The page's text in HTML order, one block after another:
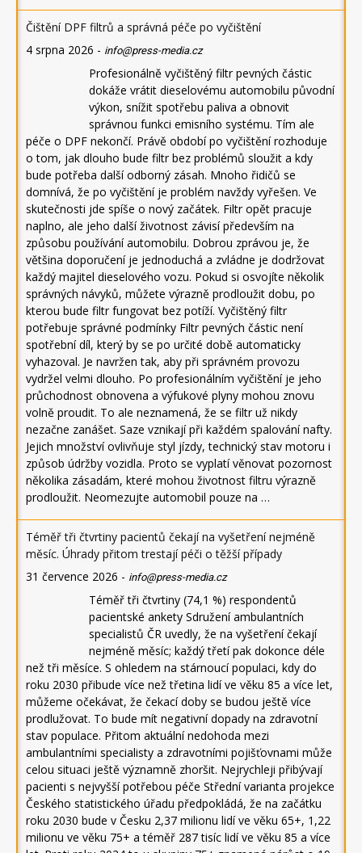
Čištění DPF filtrů a správná péče po vyčištění
4 srpna 2026 - info@press-media.cz
Profesionálně vyčištěný filtr pevných částic
dokáže vrátit dieselovému automobilu původní
výkon, snížit spotřebu paliva a obnovit
správnou funkci emisního systému. Tím ale
péče o DPF nekončí. Právě období po vyčištění rozhoduje
o tom, jak dlouho bude filtr bez problémů sloužit a kdy
bude potřeba další odborný zásah. Mnoho řidičů se
domnívá, že po vyčištění je problém navždy vyřešen. Ve
skutečnosti jde spíše o nový začátek. Filtr opět pracuje
naplno, ale jeho další životnost závisí především na
způsobu používání automobilu. Dobrou zprávou je, že
většina doporučení je jednoduchá a zvládne je dodržovat
každý majitel dieselového vozu. Pokud si osvojíte několik
správných návyků, můžete výrazně prodloužit dobu, po
kterou bude filtr fungovat bez potíží. Vyčištěný filtr
potřebuje správné podmínky Filtr pevných částic není
spotřební díl, který by se po určité době automaticky
vyhazoval. Je navržen tak, aby při správném provozu
vydržel velmi dlouho. Po profesionálním vyčištění je jeho
průchodnost obnovena a výfukové plyny mohou znovu
volně proudit. To ale neznamená, že se filtr už nikdy
nezačne zanášet. Saze vznikají při každém spalování nafty.
Jejich množství ovlivňuje styl jízdy, technický stav motoru i
způsob údržby vozidla. Proto se vyplatí věnovat pozornost
několika zásadám, které mohou životnost filtru výrazně
prodloužit. Neomezujte automobil pouze na …
Téměř tři čtvrtiny pacientů čekají na vyšetření nejméně
měsíc. Úhrady přitom trestají péči o těžší případy
31 července 2026 - info@press-media.cz
Téměř tři čtvrtiny (74,1 %) respondentů
pacientské ankety Sdružení ambulantních
specialistů ČR uvedly, že na vyšetření čekají
nejméně měsíc; každý třetí pak dokonce déle
než tři měsíce. S ohledem na stárnoucí populaci, kdy do
roku 2030 přibude více než třetina lidí ve věku 85 a více let,
můžeme očekávat, že čekací doby se budou ještě více
prodlužovat. To bude mít negativní dopady na zdravotní
stav populace. Přitom aktuální nedohoda mezi
ambulantními specialisty a zdravotními pojišťovnami může
celou situaci ještě významně zhoršit. Nejrychleji přibývají
pacienti s nejvyšší potřebou péče Střední varianta projekce
Českého statistického úřadu předpokládá, že na začátku
roku 2030 bude v Česku 2,37 milionu lidí ve věku 65+, 1,22
milionu ve věku 75+ a téměř 287 tisíc lidí ve věku 85 a více